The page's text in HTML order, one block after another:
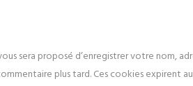
sera proposé d’enregistrer votre nom,
plus tard. Ces cookies expirent